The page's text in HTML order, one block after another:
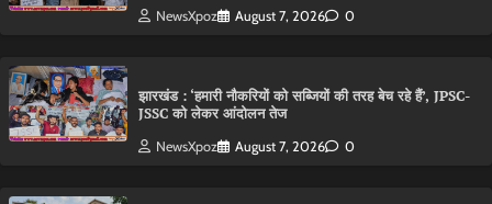
NewsXpoz August 7, 2026 0
झारखंड : ‘हमारी नौकरियों को सब्जियों की तरह बेच रहे हैं’, JPSC-
JSSC को लेकर आंदोलन तेज
NewsXpoz August 7, 2026 0